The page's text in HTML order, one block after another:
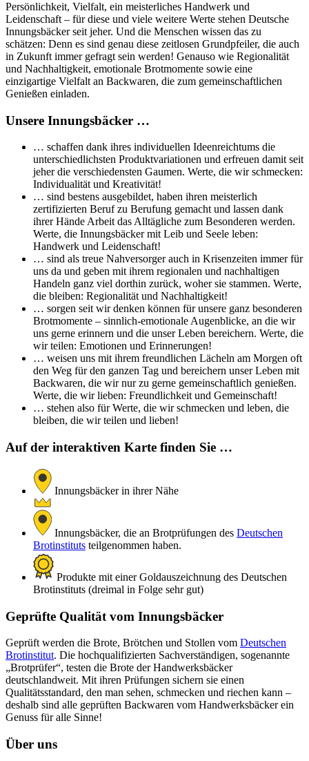
Persönlichkeit, Vielfalt, ein meisterliches Handwerk und
Leidenschaft – für diese und viele weitere Werte stehen Deutsche
Innungsbäcker seit jeher. Und die Menschen wissen das zu
schätzen: Denn es sind genau diese zeitlosen Grundpfeiler, die auch
in Zukunft immer gefragt sein werden! Genauso wie Regionalität
und Nachhaltigkeit, emotionale Brotmomente sowie eine
einzigartige Vielfalt an Backwaren, die zum gemeinschaftlichen
Genießen einladen.
Unsere Innungsbäcker …
… schaffen dank ihres individuellen Ideenreichtums die
unterschiedlichsten Produktvariationen und erfreuen damit seit
jeher die verschiedensten Gaumen. Werte, die wir schmecken:
Individualität und Kreativität!
… sind bestens ausgebildet, haben ihren meisterlich
zertifizierten Beruf zu Berufung gemacht und lassen dank
ihrer Hände Arbeit das Alltägliche zum Besonderen werden.
Werte, die Innungsbäcker mit Leib und Seele leben:
Handwerk und Leidenschaft!
… sind als treue Nahversorger auch in Krisenzeiten immer für
uns da und geben mit ihrem regionalen und nachhaltigen
Handeln ganz viel dorthin zurück, woher sie stammen. Werte,
die bleiben: Regionalität und Nachhaltigkeit!
… sorgen seit wir denken können für unsere ganz besonderen
Brotmomente – sinnlich-emotionale Augenblicke, an die wir
uns gerne erinnern und die unser Leben bereichern. Werte, die
wir teilen: Emotionen und Erinnerungen!
… weisen uns mit ihrem freundlichen Lächeln am Morgen oft
den Weg für den ganzen Tag und bereichern unser Leben mit
Backwaren, die wir nur zu gerne gemeinschaftlich genießen.
Werte, die wir lieben: Freundlichkeit und Gemeinschaft!
… stehen also für Werte, die wir schmecken und leben, die
bleiben, die wir teilen und lieben!
Auf der interaktiven Karte finden Sie …
Innungsbäcker in ihrer Nähe
Innungsbäcker, die an Brotprüfungen des Deutschen
Brotinstituts teilgenommen haben.
Produkte mit einer Goldauszeichnung des Deutschen
Brotinstituts (dreimal in Folge sehr gut)
Geprüfte Qualität vom Innungsbäcker
Geprüft werden die Brote, Brötchen und Stollen vom Deutschen
Brotinstitut. Die hochqualifizierten Sachverständigen, sogenannte
„Brotprüfer“, testen die Brote der Handwerksbäcker
deutschlandweit. Mit ihren Prüfungen sichern sie einen
Qualitätsstandard, den man sehen, schmecken und riechen kann –
deshalb sind alle geprüften Backwaren vom Handwerksbäcker ein
Genuss für alle Sinne!
Über uns